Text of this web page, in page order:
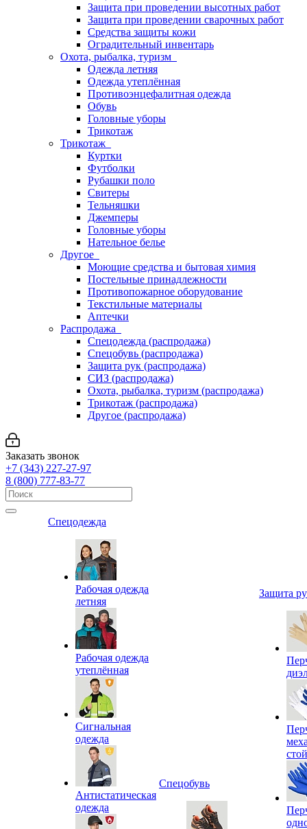
Защита при проведении высотных работ
Защита при проведении сварочных работ
Средства защиты кожи
Оградительный инвентарь
Охота, рыбалка, туризм
Одежда летняя
Одежда утеплённая
Противоэнцефалитная одежда
Обувь
Головные уборы
Трикотаж
Трикотаж
Куртки
Футболки
Рубашки поло
Свитеры
Тельняшки
Джемперы
Головные уборы
Нательное белье
Другое
Моющие средства и бытовая химия
Постельные принадлежности
Противопожарное оборудование
Текстильные материалы
Аптечки
Распродажа
Спецодежда (распродажа)
Спецобувь (распродажа)
Защита рук (распродажа)
СИЗ (распродажа)
Охота, рыбалка, туризм (распродажа)
Трикотаж (распродажа)
Другое (распродажа)
Заказать звонок
+7 (343) 227-27-97
8 (800) 777-83-77
Спецодежда
Рабочая одежда
летняя
Рабочая одежда
утеплённая
Сигнальная
одежда
Антистатическая
одежда
Спецобувь
Защита